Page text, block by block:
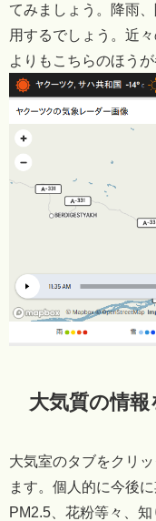
てみましょう。降雨
用するでしょう。近
よりもこちらのほう
大気質の情報
大気室のタブをクリ
ます。個人的に今後
PM2.5、花粉等々、